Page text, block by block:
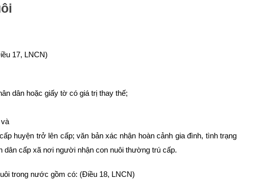
17, LNCN)
dân hoặc giấy tờ có giá trị thay thế;
huyện trở lên cấp; văn bản xác nhận hoàn cảnh gia đình, tình trạng
dân cấp xã nơi người nhận con nuôi thường trú cấp.
trong nước gồm có: (Điều 18, LNCN)